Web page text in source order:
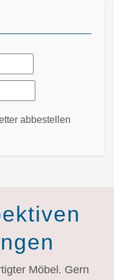
abbestellen
Möbel. Gern